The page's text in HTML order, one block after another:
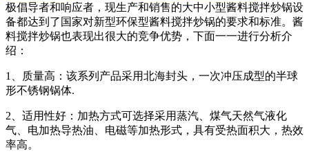
极倡导者和响应者，现生产和销售的大中小型酱料搅拌炒锅设
备都达到了国家对新型环保型酱料搅拌炒锅的要求和标准。酱
料搅拌炒锅也表现出很大的竞争优势，下面一一进行分析介
绍：
1、质量高：该系列产品采用北海封头，一次冲压成型的半球
形不锈钢锅体.
2、适用性好：加热方式可选择采用蒸汽、煤气天然气液化
气、电加热导热油、电磁等加热形式，具有受热面积大，热效
率高。